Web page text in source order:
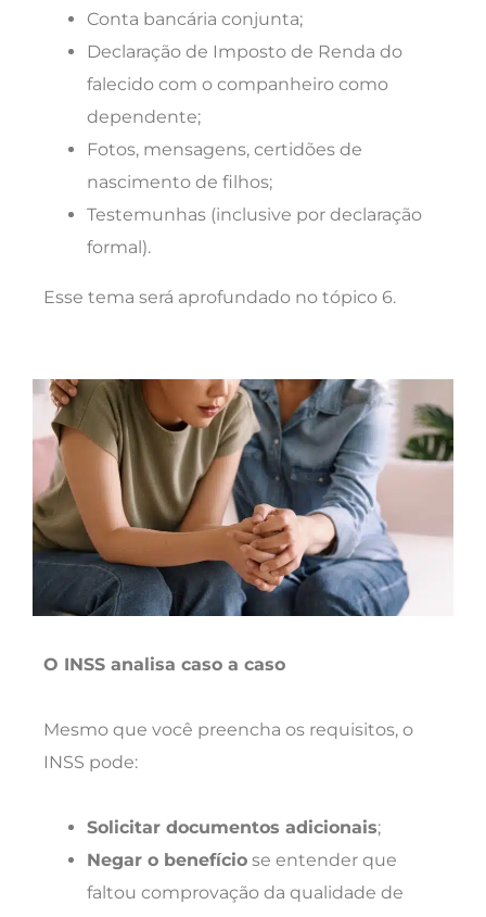
Conta bancária conjunta;
Declaração de Imposto de Renda do
falecido com o companheiro como
dependente;
Fotos, mensagens, certidões de
nascimento de filhos;
Testemunhas (inclusive por declaração
formal).
Esse tema será aprofundado no tópico 6.
O INSS analisa caso a caso
Mesmo que você preencha os requisitos, o
INSS pode:
Solicitar documentos adicionais;
Negar o benefício se entender que
faltou comprovação da qualidade de